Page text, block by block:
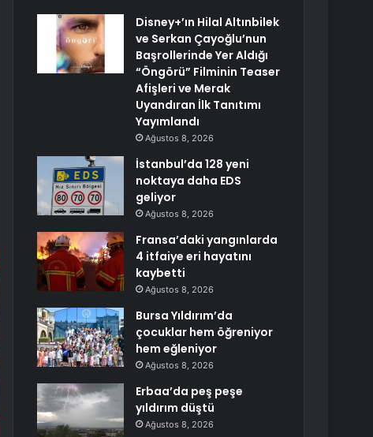
Disney+’ın Hilal Altınbilek
ve Serkan Çayoğlu’nun
Başrollerinde Yer Aldığı
“Öngörü” Filminin Teaser
Afişleri ve Merak
Uyandıran İlk Tanıtımı
Yayımlandı
Ağustos 8, 2026
İstanbul’da 128 yeni
noktaya daha EDS
geliyor
Ağustos 8, 2026
Fransa’daki yangınlarda
4 itfaiye eri hayatını
kaybetti
Ağustos 8, 2026
Bursa Yıldırım’da
çocuklar hem öğreniyor
hem eğleniyor
Ağustos 8, 2026
Erbaa’da peş peşe
yıldırım düştü
Ağustos 8, 2026